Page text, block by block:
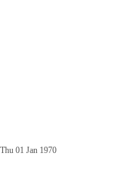
Thu 01 Jan 1970